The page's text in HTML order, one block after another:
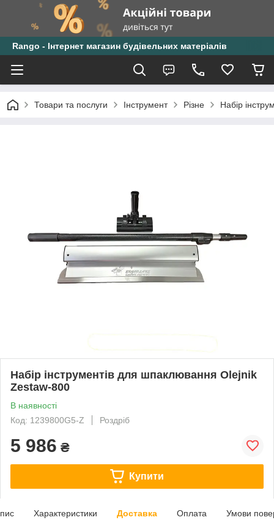
Rango - Інтернет магазин будівельних матеріалів
Товари та послуги Інструмент Різне Набір
Набір інструментів для шпаклювання Olejnik
Zestaw-800
В наявності
Код: 1239800G5-Z
Роздріб
5 986 ₴
Купити
Характеристики Доставка Оплата Умови